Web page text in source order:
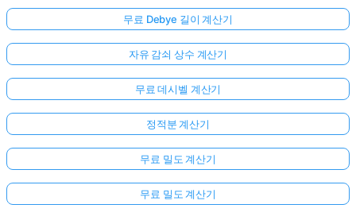
무료 Debye 길이 계산기
자유 감쇠 상수 계산기
무료 데시벨 계산기
정적분 계산기
무료 밀도 계산기
무료 밀도 계산기